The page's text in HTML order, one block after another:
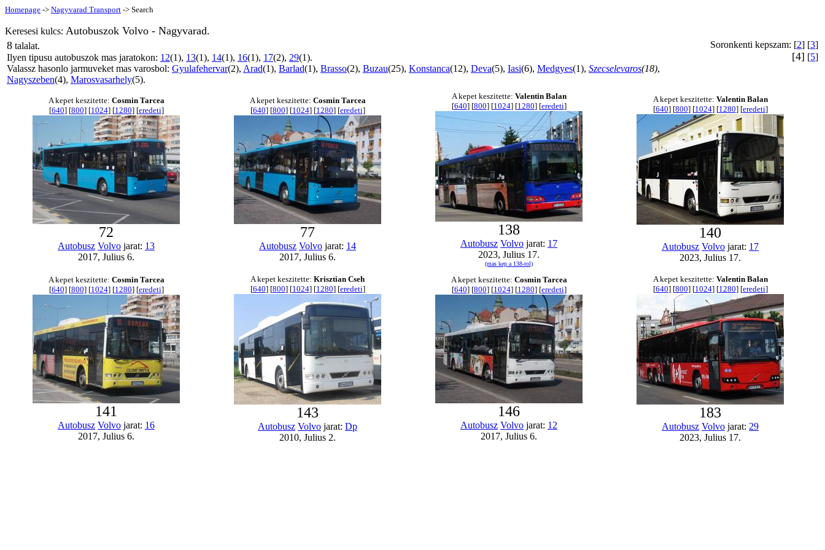
Homepage -> Nagyvarad Transport -> Search
Keresesi kulcs: Autobuszok Volvo - Nagyvarad.
8 talalat.
Ilyen tipusu autobuszok mas jaratokon: 12(1), 13(1), 14(1), 16(1), 17(2), 29(1).
Valassz hasonlo jarmuveket mas varosbol: Gyulafehervar(2), Arad(1), Barlad(1), Brasso(2), Buzau(25), Konstanca(12), Deva(5), Iasi(6), Medgyes(1), Szecselevaros(18),
Nagyszeben(4), Marosvasarhely(5).
Soronkenti kepszam: [2] [3]
[4] [5]
A kepet keszitette: Cosmin Tarcea
[640] [800] [1024] [1280] [eredeti]
72
Autobusz Volvo jarat: 13
2017, Julius 6.
A kepet keszitette: Cosmin Tarcea
[640] [800] [1024] [1280] [eredeti]
77
Autobusz Volvo jarat: 14
2017, Julius 6.
A kepet keszitette: Valentin Balan
[640] [800] [1024] [1280] [eredeti]
138
Autobusz Volvo jarat: 17
2023, Julius 17.
(mas kep a 138-rol)
A kepet keszitette: Valentin Balan
[640] [800] [1024] [1280] [eredeti]
140
Autobusz Volvo jarat: 17
2023, Julius 17.
A kepet keszitette: Cosmin Tarcea
[640] [800] [1024] [1280] [eredeti]
141
Autobusz Volvo jarat: 16
2017, Julius 6.
A kepet keszitette: Krisztian Cseh
[640] [800] [1024] [1280] [eredeti]
143
Autobusz Volvo jarat: Dp
2010, Julius 2.
A kepet keszitette: Cosmin Tarcea
[640] [800] [1024] [1280] [eredeti]
146
Autobusz Volvo jarat: 12
2017, Julius 6.
A kepet keszitette: Valentin Balan
[640] [800] [1024] [1280] [eredeti]
183
Autobusz Volvo jarat: 29
2023, Julius 17.